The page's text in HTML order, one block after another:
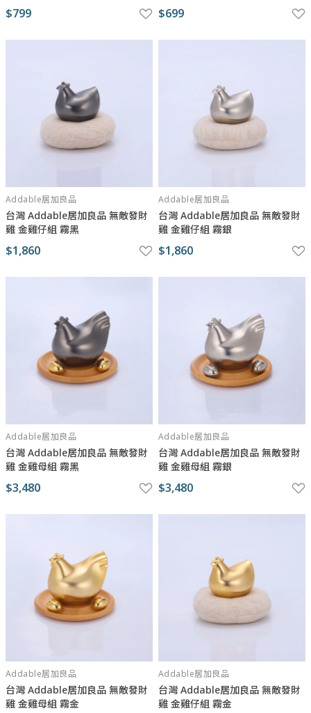
$799 $699
Addable居加良品
台灣 Addable居加良品 無敵發財
雞 金雞仔組 霧黑
$1,860
Addable居加良品
台灣 Addable居加良品 無敵發財
雞 金雞仔組 霧銀
$1,860
Addable居加良品
台灣 Addable居加良品 無敵發財
雞 金雞母組 霧黑
$3,480
Addable居加良品
台灣 Addable居加良品 無敵發財
雞 金雞母組 霧銀
$3,480
Addable居加良品
台灣 Addable居加良品 無敵發財
雞 金雞母組 霧金
Addable居加良品
台灣 Addable居加良品 無敵發財
雞 金雞仔組 霧金